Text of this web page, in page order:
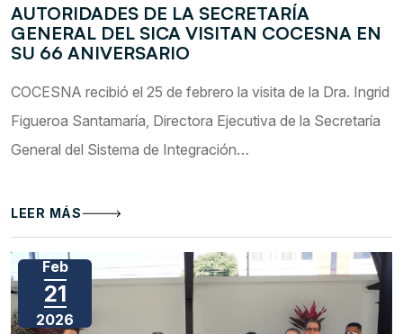
AUTORIDADES DE LA SECRETARÍA
GENERAL DEL SICA VISITAN COCESNA EN
SU 66 ANIVERSARIO
COCESNA recibió el 25 de febrero la visita de la Dra. Ingrid
Figueroa Santamaría, Directora Ejecutiva de la Secretaría
General del Sistema de Integración…
LEER MÁS
Feb
21
2026